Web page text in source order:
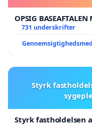
OPSIG BASEAFTALEN
731 underskrifter
Styrk
Styrk fastholdelsen